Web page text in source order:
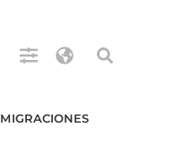
MIGRACIONES